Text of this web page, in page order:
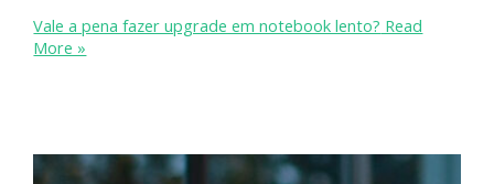
Vale a pena fazer upgrade em notebook lento? Read
More »